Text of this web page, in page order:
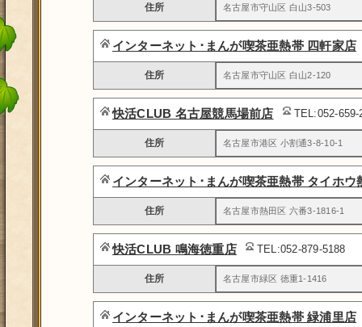
住所 名古屋市守山区 白山3-503
インターネット･まんが喫茶亜熱帯 四軒家店
住所 名古屋市守山区 白山2-120
快活CLUB 名古屋競馬場前店 TEL:052-
住所 名古屋市港区 小割通3-8-10-1
インターネット･まんが喫茶亜熱帯 タイホウ
住所 名古屋市熱田区 六番3-1816-1
快活CLUB 鳴海徳重店 TEL:052-879-5188
住所 名古屋市緑区 徳重1-1416
インターネット･まんが喫茶亜熱帯 緑浦里店